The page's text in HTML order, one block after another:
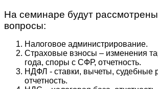
На семинаре будут
вопросы:
Налоговое администрирование.
Страховые взносы – изменения
года, споры с СФР, отчетность.
НДФЛ - ставки, вычеты, судебные
отчетность.